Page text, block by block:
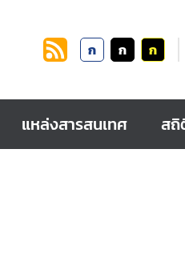
ก ก ก
แหล่งสารสนเทศ สถิ